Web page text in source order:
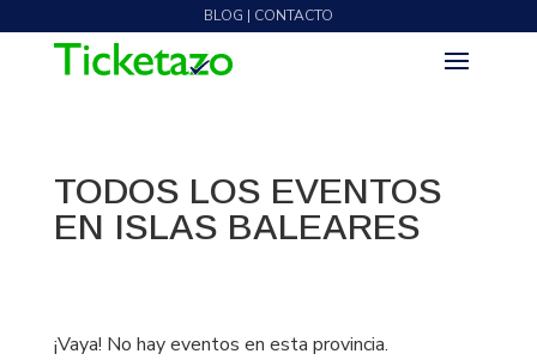
BLOG | CONTACTO
TODOS LOS EVENTOS
EN ISLAS BALEARES
¡Vaya! No hay eventos en esta provincia.